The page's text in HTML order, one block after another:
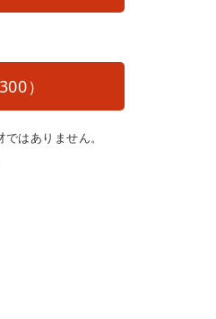
）
はありません。